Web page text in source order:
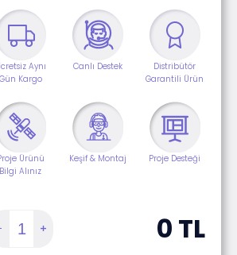
Aynı
Gün Kargo
Canlı Destek
Distribütör
Garantili Ürün
Ürünü
Bilgi Alınız
Keşif & Montaj Proje Desteği
0 TL